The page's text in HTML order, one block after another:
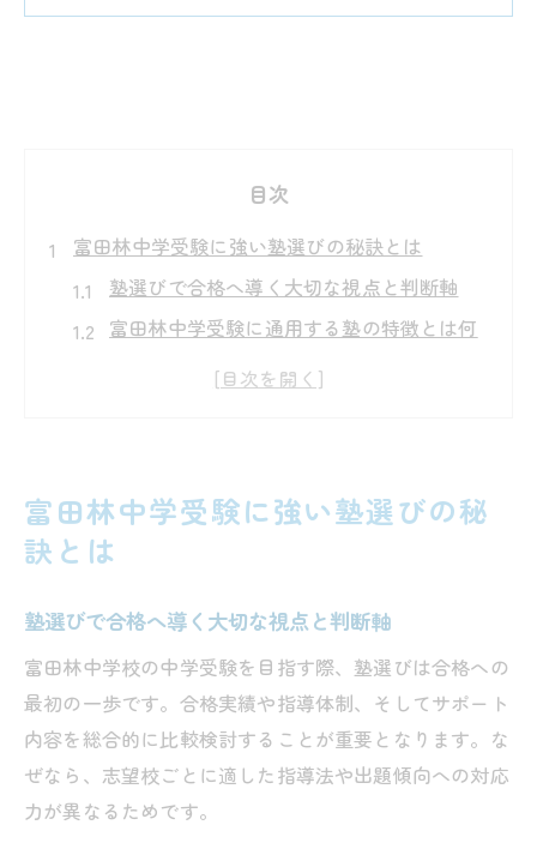
目次
富田林中学受験に強い塾選びの秘訣とは
塾選びで合格へ導く大切な視点と判断軸
富田林中学受験に通用する塾の特徴とは何
富田林中学受験成功者が重視した塾の条件
合格を目指すなら塾活用の戦略が鍵
戦略
富田林中学受験に必要な塾での学習ステッ
プ
塾と家庭学習の連携で合格力を高める方法
富田林中学校入試の傾向に合わせた塾活用
富田林中学受験に強い塾選びの秘
訣とは
塾選びで合格へ導く大切な視点と判断軸
富田林中学校の中学受験を目指す際、塾選びは合格への
最初の一歩です。合格実績や指導体制、そしてサポート
内容を総合的に比較検討することが重要となります。な
ぜなら、志望校ごとに適した指導法や出題傾向への対応
力が異なるためです。